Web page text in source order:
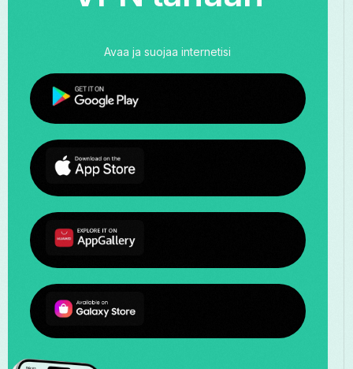
Avaa ja suojaa internetisi